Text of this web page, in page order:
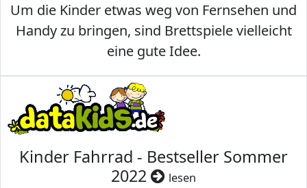
Um die Kinder etwas weg von Fernsehen und
Handy zu bringen, sind Brettspiele vielleicht
eine gute Idee.
Kinder Fahrrad - Bestseller Sommer
2022
lesen